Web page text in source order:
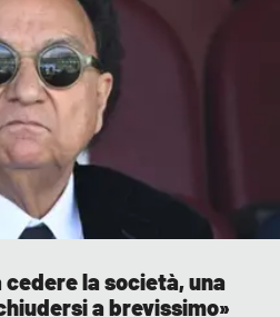
la società, una
a brevissimo»